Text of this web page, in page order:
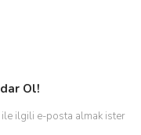
Ol!
ilgili e-posta almak ister